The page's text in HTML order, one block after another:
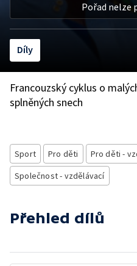
Pořad nelze
Díly
Francouzský cyklus o
splněných snech
Sport Pro děti Pro děti -
Společnost - vzdělávací
Přehled dílů